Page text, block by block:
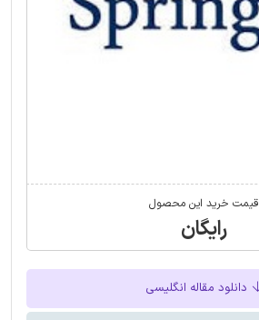
قیمت خرید این محصول
رایگان
دانلود مقاله انگلیسی